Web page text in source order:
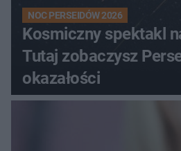
NOC PERSEIDÓW 2026
Kosmiczny spektakl
Tutaj zobaczysz
okazałości